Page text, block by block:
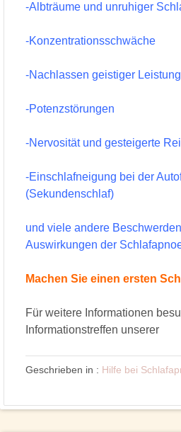
-Albträume und unruhiger
-Konzentrationsschwäche
-Nachlassen geistiger Leistung
-Potenzstörungen
-Nervosität und gesteigerte
-Einschlafneigung bei der
(Sekundenschlaf)
und viele andere
Auswirkungen der
Machen Sie einen ersten
Für weitere Informationen
Informationstreffen unserer
Geschrieben in : Hilfe bei